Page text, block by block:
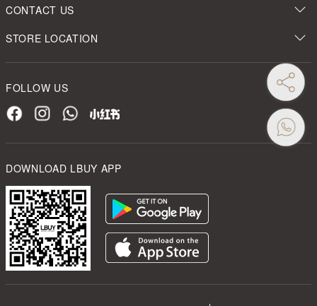
CONTACT US
STORE LOCATION
FOLLOW US
DOWNLOAD LBUY APP